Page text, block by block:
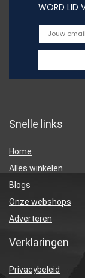
WORD LID
Snelle links
Home
Alles winkelen
Blogs
Onze webshops
Adverteren
Verklaringen
Privacybeleid